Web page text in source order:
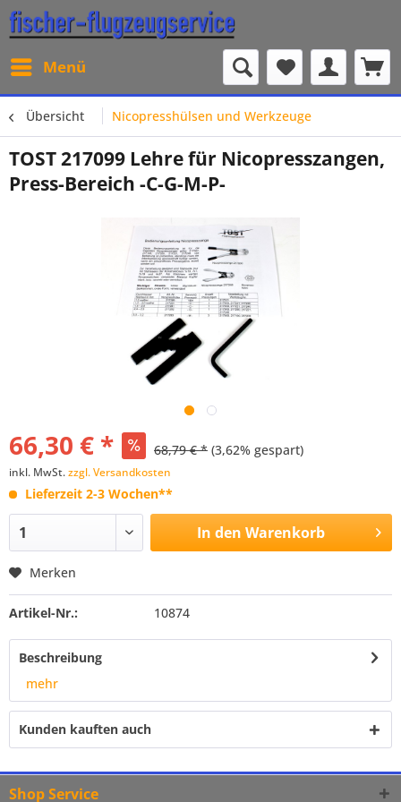
Menü
Übersicht Nicopresshülsen und Werkzeuge
TOST 217099 Lehre für Nicopresszangen,
Press-Bereich -C-G-M-P-
66,30 € * 68,79 € * (3,62% gespart)
inkl. MwSt.zzgl. Versandkosten
Lieferzeit 2-3 Wochen**
In den Warenkorb
Merken
Artikel-Nr.: 10874
Beschreibung
mehr
Kunden kauften auch
Shop Service